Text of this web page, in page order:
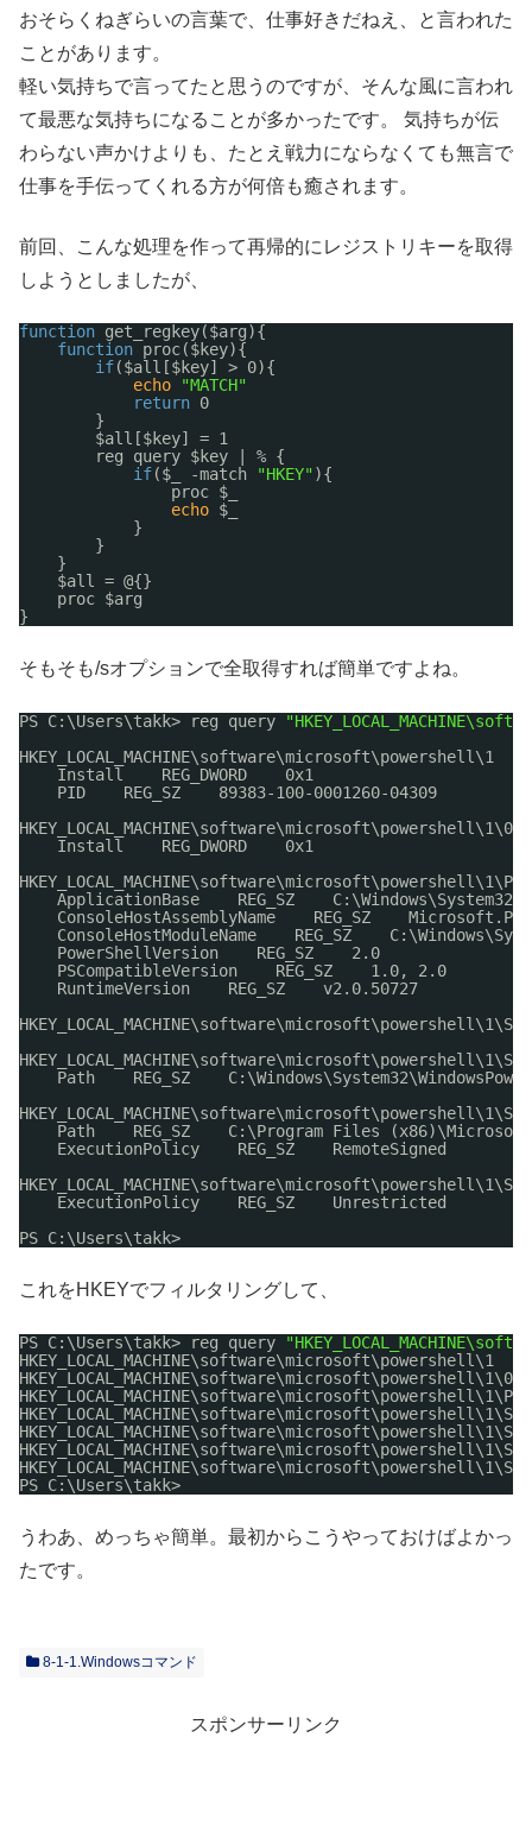
おそらくねぎらいの言葉で、仕事好きだねえ、と言われた
ことがあります。
軽い気持ちで言ってたと思うのですが、そんな風に言われ
て最悪な気持ちになることが多かったです。 気持ちが伝
わらない声かけよりも、たとえ戦力にならなくても無言で
仕事を手伝ってくれる方が何倍も癒されます。
前回、こんな処理を作って再帰的にレジストリキーを取得
しようとしましたが、
function get_regkey($arg){
function proc($key){
if($all[$key] > 0){
echo
"MATCH"
return 0
}
$all[$key] = 1
reg query $key | % {
if($_ -match "HKEY"){
proc $_
echo $_
}
}
}
$all = @{}
proc $arg
}
そもそも/sオプションで全取得すれば簡単ですよね。
PS C:\Users\takk> reg query
HKEY_LOCAL_MACHINE\software\microsoft\powershell\1
Install    REG_DWORD    0x1
PID    REG_SZ    89383-100-0001260-04309
Install    REG_DWORD    0x1
ApplicationBase    REG_SZ
ConsoleHostAssemblyName    REG_SZ
ConsoleHostModuleName    REG_SZ
PowerShellVersion    REG_SZ    2.0
PSCompatibleVersion    REG_SZ    1.0, 2.0
RuntimeVersion    REG_SZ    v2.0.50727
Path    REG_SZ
Path    REG_SZ    C:\Program Files
ExecutionPolicy    REG_SZ    RemoteSigned
ExecutionPolicy    REG_SZ    Unrestricted
PS C:\Users\takk>
これをHKEYでフィルタリングして、
PS C:\Users\takk> reg query
HKEY_LOCAL_MACHINE\software\microsoft\powershell\1
PS C:\Users\takk>
うわあ、めっちゃ簡単。最初からこうやっておけばよかっ
たです。
8-1-1.Windowsコマンド
スポンサーリンク